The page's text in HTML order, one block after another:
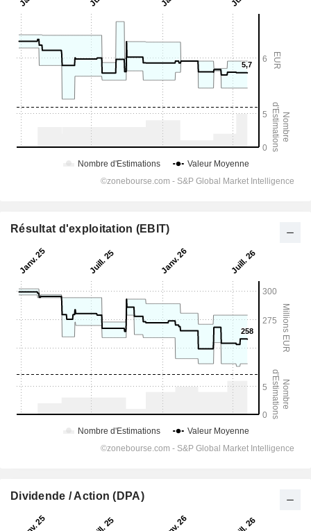
Résultat d'exploitation (EBIT)
Dividende / Action (DPA)